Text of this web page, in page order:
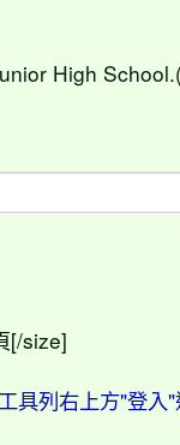
High
[/size]
具列右上方"登入